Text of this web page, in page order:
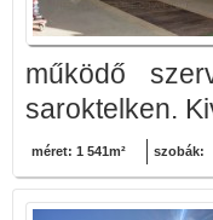
működő
saroktelken.
méret: 1 541m² szobák: